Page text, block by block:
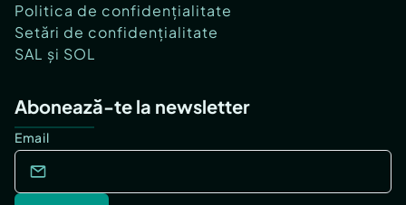
Politica de confidențialitate
Setări de confidențialitate
SAL și SOL
Abonează-te la newsletter
Email